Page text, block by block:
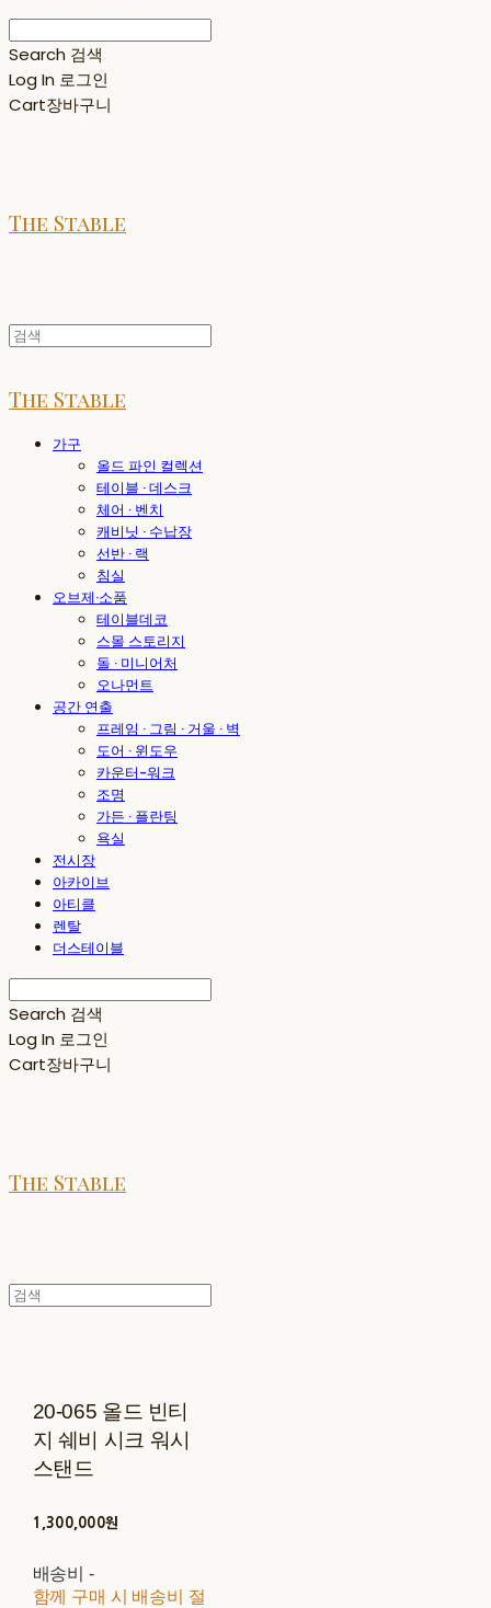
Search 검색
Log In 로그인
Cart장바구니
The Stable
The Stable
가구
올드 파인 컬렉션
테이블 · 데스크
체어 · 벤치
캐비닛 · 수납장
선반 · 랙
침실
오브제·소품
테이블데코
스몰 스토리지
돌 · 미니어처
오나먼트
공간 연출
프레임 · 그림 · 거울 · 벽
도어 · 윈도우
카운터-워크
조명
가든 · 플란팅
욕실
전시장
아카이브
아티클
렌탈
더스테이블
Search 검색
Log In 로그인
Cart장바구니
The Stable
20-065 올드 빈티
지 쉐비 시크 워시
스탠드
1,300,000원
배송비 -
함께 구매 시 배송비 절